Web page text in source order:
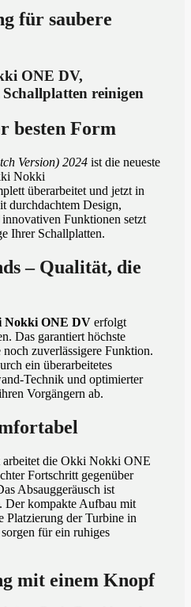
für saubere
ONE DV,
reinigen
besten Form
Version) 2024 ist die neueste
Nokki
überarbeitet und jetzt in
durchdachtem Design,
Funktionen setzt
Ihrer Schallplatten.
– Qualität, die
Nokki ONE DV erfolgt
Das garantiert höchste
zuverlässigere Funktion.
ein überarbeitetes
Technik und optimierter
Vorgängern ab.
arbeitet die Okki Nokki ONE
Fortschritt gegenüber
Absauggeräusch ist
Der kompakte Aufbau mit
der Turbine in
für ein ruhiges
mit einem Knopf